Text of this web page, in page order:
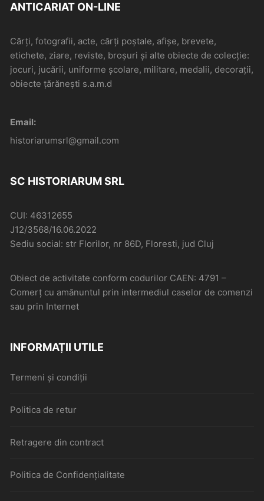
ANTICARIAT ON-LINE
Cărți, fotografii, acte, cărți poștale, afișe, brevete,
etichete, ziare, reviste, broșuri și alte obiecte de colecție:
jocuri, jucării, uniforme școlare, militare, medalii, decorații,
obiecte țărănești s.a.m.d
Email:
historiarumsrl@gmail.com
SC HISTORIARUM SRL
CUI: 46312655
J12/3568/16.06.2022
Sediu social: str Florilor, nr 86D, Floresti, jud Cluj
Obiect de activitate conform codurilor CAEN: 4791 –
Comerţ cu amănuntul prin intermediul caselor de comenzi
sau prin Internet
INFORMAȚII UTILE
Termeni și condiții
Politica de retur
Retragere din contract
Politica de Confidențialitate